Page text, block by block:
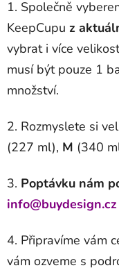
1. Společně
KeepCupu z
vybrat i více
musí být pouze 1
množství.
2. Rozmyslete si
(227 ml), M (340
3. Poptávku nám
info@buydesign.cz
4. Připravíme vám
vám ozveme s